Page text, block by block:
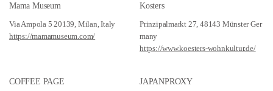
Mama Museum
Via Ampola 5 20139, Milan, Italy
https://mamamuseum.com/
Kosters
Prinzipalmarkt 27, 48143 Münster Ger
many
https://www.koesters-wohnkultur.de/
COFFEE PAGE
JAPANPROXY